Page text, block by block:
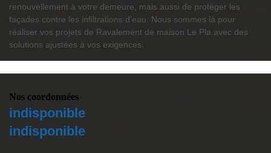
renouvellement à votre demeure, mais aussi de protéger les
façades contre les infiltrations d’eau. Nous sommes là pour
réaliser vos projets de Ravalement de maison Le Pla avec des
solutions ajustées à vos exigences.
Nos coordonnées
indisponible
indisponible